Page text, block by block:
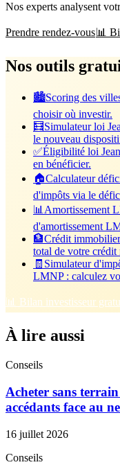
Nos experts analysent
Prendre rendez-vous📊
Nos outils
🏙️Scoring des
choisir où investir.
🧮Simulateur loi
le nouveau
✅Éligibilité loi
en bénéficier.
🏠Calculateur
d'impôts via le
📊 Amortissement
d'amortissement
🏦Crédit
total de votre crédit
🧾 Simulateur
LMNP : calculez
📊 Bilan investisseur
À lire aussi
Conseils
Acheter sans
accédants face au
16 juillet 2026
Conseils